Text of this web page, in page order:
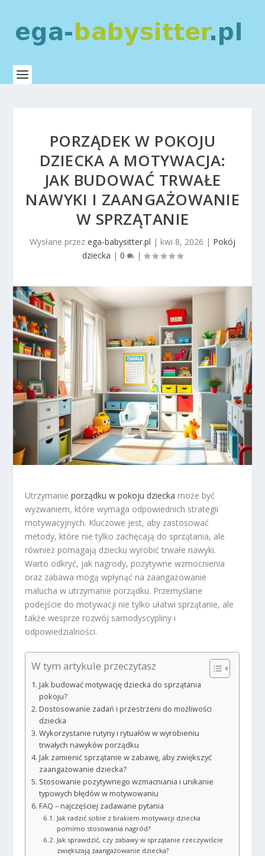
PORZĄDEK W POKOJU
DZIECKA A MOTYWACJA:
JAK BUDOWAĆ TRWAŁE
NAWYKI I ZAANGAŻOWANIE
W SPRZĄTANIE
Wysłane przez ega-babysitter.pl | kwi 8, 2026 | Pokój
dziecka | 0 |
Utrzymanieporządku w pokoju dziecka może być
wyzwaniem, które wymaga odpowiednich strategii
motywacyjnych. Kluczowe jest, aby zastosować
metody, które nie tylko zachęcają do sprzątania, ale
również pomagają dziecku wyrobić trwałe nawyki.
Warto odkryć, jak nagrody, pozytywne wzmocnienia
oraz zabawa mogą wpłynąć na zaangażowanie
malucha w utrzymanie porządku. Przemyślane
podejście do motywacji nie tylko ułatwi sprzątanie, ale
także wesprze rozwój samodyscypliny i
odpowiedzialności.
W tym artykule przeczytasz
Jak budować motywację dziecka do sprzątania
pokoju?
Dostosowanie zadań i przestrzeni do możliwości
dziecka
Wykorzystanie rutyny i rytuałów w wyrobieniu
trwałych nawyków porządku
Jak zamienić sprzątanie w zabawę, aby zwiększyć
zaangażowanie dziecka?
Stosowanie pozytywnego wzmacniania i unikanie
typowych błędów w motywowaniu
FAQ – najczęściej zadawane pytania
Jak radzić sobie z brakiem motywacji dziecka
pomimo stosowania nagród?
Jak sprawdzić, czy zabawy w sprzątanie rzeczywiście
zwiększają zaangażowanie dziecka?